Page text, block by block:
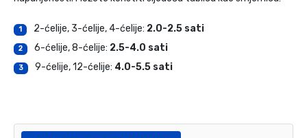
1 2-ćelije, 3-ćelije, 4-ćelije: 2.0-2.5 sati
2 6-ćelije, 8-ćelije: 2.5-4.0 sati
3 9-ćelije, 12-ćelije: 4.0-5.5 sati